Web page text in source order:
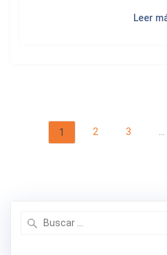
Leer
Navegación
Página
1 Página
2 Página
3